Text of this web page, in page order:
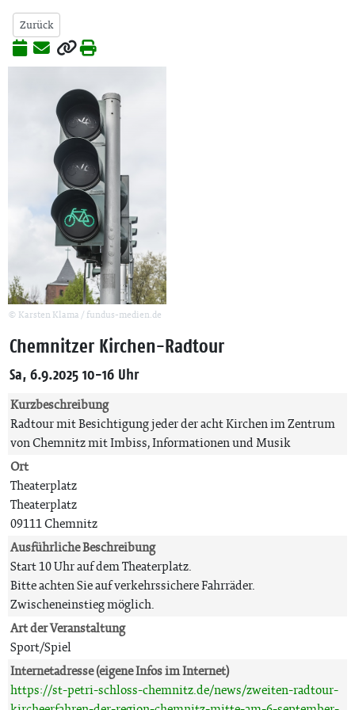
Zurück
© Karsten Klama / fundus-medien.de
Chemnitzer Kirchen-Radtour
Sa, 6.9.2025 10-16 Uhr
Kurzbeschreibung
Radtour mit Besichtigung jeder der acht Kirchen im Zentrum
von Chemnitz mit Imbiss, Informationen und Musik
Ort
Theaterplatz
Theaterplatz
09111 Chemnitz
Ausführliche Beschreibung
Start 10 Uhr auf dem Theaterplatz.
Bitte achten Sie auf verkehrssichere Fahrräder.
Zwischeneinstieg möglich.
Art der Veranstaltung
Sport/Spiel
Internetadresse (eigene Infos im Internet)
https://st-petri-schloss-chemnitz.de/news/zweiten-radtour-